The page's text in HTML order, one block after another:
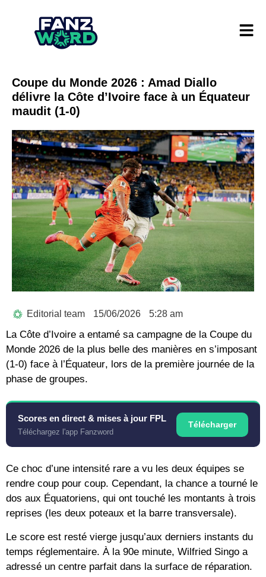
Coupe du Monde 2026 : Amad Diallo
délivre la Côte d’Ivoire face à un Équateur
maudit (1-0)
Editorial team 15/06/2026 5:28 am
La Côte d’Ivoire a entamé sa campagne de la Coupe du
Monde 2026 de la plus belle des manières en s’imposant
(1-0) face à l’ Équateur, lors de la première journée de la
phase de groupes.
Scores en direct & mises à jour FPL
Téléchargez l'app Fanzword
Télécharger
Ce choc d’une intensité rare a vu les deux équipes se
rendre coup pour coup. Cependant, la chance a tourné le
dos aux Équatoriens, qui ont touché les montants à trois
reprises (les deux poteaux et la barre transversale).
Le score est resté vierge jusqu’aux derniers instants du
temps réglementaire. À la 90e minute, Wilfried Singo a
adressé un centre parfait dans la surface de réparation.